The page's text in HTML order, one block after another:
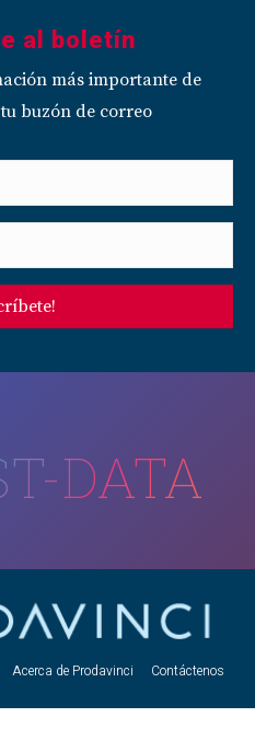
al boletín
más importante de
buzón de correo
DATA
Acerca de Prodavinci Contáctenos